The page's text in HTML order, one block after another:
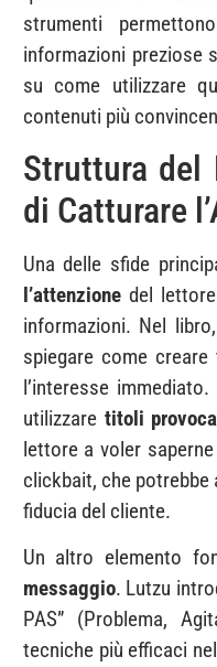
strumenti
informazioni preziose
su come utilizzare
contenuti più
Struttura del
di Catturare
Una delle sfide
l’attenzionedel lettore
informazioni. Nel
spiegare come
l’interesse
utilizzare titoli
lettore a voler
clickbait, che potrebbe
fiducia del cliente.
Un altro elemento
messaggio. Lutzu
PAS” (Problema,
tecniche più efficaci